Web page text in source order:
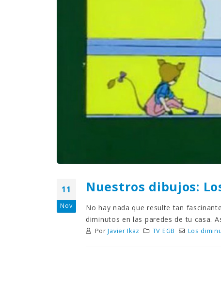
11
Nov
Nuestros dibujos:
No hay nada que resulte tan
diminutos en las paredes de tu casa.
PorJavier Ikaz TV EGB Los
8 febrero, 2023
Gana el nuevo juego Yo
Fui a EGB ‘¿Verdad, reto o
consecuencia?’
respondiendo correctamente estas
desaparecieron
Rider
18
tres
18
y